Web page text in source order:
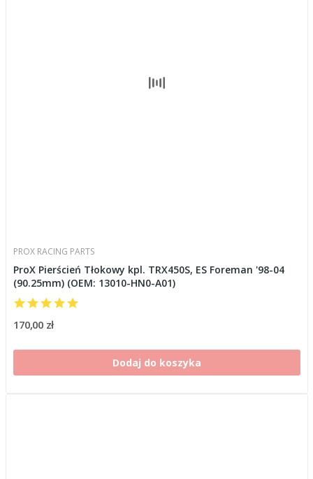
PROX RACING PARTS
ProX Pierścień Tłokowy kpl. TRX450S, ES Foreman '98-04
(90.25mm) (OEM: 13010-HN0-A01)
170,00 zł
Dodaj do koszyka